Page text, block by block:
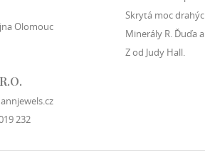
Olomouc
232
Skrytá moc
Minerály R. Ďuďa
Z od Judy Hall.